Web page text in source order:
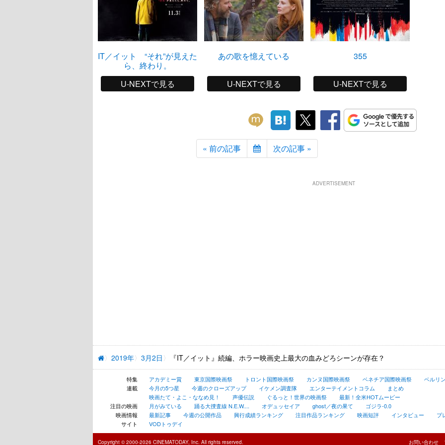
IT／イット “それ”が見えた
ら、終わり。
U-NEXTで見る
あの歌を憶えている
U-NEXTで見る
355
U-NEXTで見る
« 前の記事 次の記事 »
ADVERTISEMENT
2019年 3月2日 『IT／イット』続編、ホラー映画史上最大の血みどろシーンが存在？
特集 アカデミー賞 東京国際映画祭 トロント国際映画祭 カンヌ国際映画祭 ベネチア国際映画祭 ベルリ
連載
今月の5つ星 今週のクローズアップ イケメン調査隊 エンターテイメントコラム
まとめ
映画たて・よこ・ななめ見！
声優伝説 ぐるっと！世界の映画祭
最新！全米HOTムービー
注目の映画
月がみている 踊る大捜査線 N.E.W.... オデュッセイア ghost／夜の果て
ゴジラ-0.0
映画情報
最新記事 今週の公開作品 興行成績ランキング 注目作品ランキング 映画短評 インタビュー
プ
サイト
VODトゥデイ
Copyright © 2000-2026 CINEMATODAY, Inc. All rights reserved. お問い合わせ